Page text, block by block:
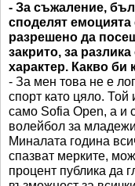
- За съжаление,
споделят емоцията
разрешено да
закрито, за
характер. Какво би
- За мен това не е
спорт като цяло.
само Sofia Open, а и
волейбол за
Миналата година
спазват мерките,
процент публика да